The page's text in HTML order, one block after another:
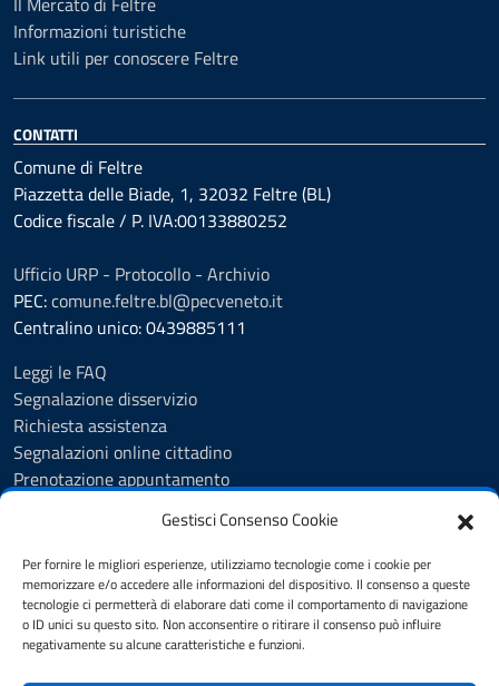
Gestisci Consenso Cookie
Per fornire le migliori esperienze, utilizziamo tecnologie come i cookie per
memorizzare e/o accedere alle informazioni del dispositivo. Il consenso a queste
tecnologie ci permetterà di elaborare dati come il comportamento di navigazione
o ID unici su questo sito. Non acconsentire o ritirare il consenso può influire
negativamente su alcune caratteristiche e funzioni.
Informazioni turistiche
Link utili per conoscere Feltre
CONTATTI
Comune di Feltre
Piazzetta delle Biade, 1, 32032 Feltre (BL)
Codice fiscale / P. IVA:00133880252
Ufficio URP - Protocollo - Archivio
PEC:comune.feltre.bl@pecveneto.it
Centralino unico: 0439885111
Leggi le FAQ
Segnalazione disservizio
Richiesta assistenza
Segnalazioni online cittadino
Prenotazione appuntamento
Amministrazione trasparente
Informativa privacy
Cookie Policy (UE)
Dichiarazione di accessibilità